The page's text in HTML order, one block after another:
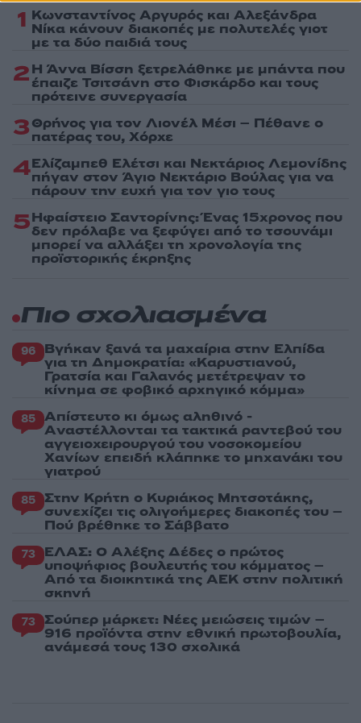
1 Κωνσταντίνος Αργυρός και Αλεξάνδρα
Νίκα κάνουν διακοπές με πολυτελές γιοτ
με τα δύο παιδιά τους
2Η Άννα Βίσση ξετρελάθηκε με μπάντα που
έπαιζε Τσιτσάνη στο Φισκάρδο και τους
πρότεινε συνεργασία
3Θρήνος για τον Λιονέλ Μέσι – Πέθανε ο
πατέρας του, Χόρχε
4Ελίζαμπεθ Ελέτσι και Νεκτάριος Λεμονίδης
πήγαν στον Άγιο Νεκτάριο Βούλας για να
πάρουν την ευχή για τον γιο τους
5Ηφαίστειο Σαντορίνης: Ένας 15χρονος που
δεν πρόλαβε να ξεφύγει από το τσουνάμι
μπορεί να αλλάξει τη χρονολογία της
προϊστορικής έκρηξης
Πιο σχολιασμένα
96 Βγήκαν ξανά τα μαχαίρια στην Ελπίδα
για τη Δημοκρατία: «Καρυστιανού,
Γρατσία και Γαλανός μετέτρεψαν το
κίνημα σε φοβικό αρχηγικό κόμμα»
85 Απίστευτο κι όμως αληθινό -
Aναστέλλονται τα τακτικά ραντεβού του
αγγειοχειρουργού του νοσοκομείου
Χανίων επειδή κλάπηκε το μηχανάκι του
γιατρού
85 Στην Κρήτη ο Κυριάκος Μητσοτάκης,
συνεχίζει τις ολιγοήμερες διακοπές του –
Πού βρέθηκε το Σάββατο
73 ΕΛΑΣ: Ο Αλέξης Δέδες ο πρώτος
υποψήφιος βουλευτής του κόμματος –
Από τα διοικητικά της ΑΕΚ στην πολιτική
σκηνή
73 Σούπερ μάρκετ: Νέες μειώσεις τιμών –
916 προϊόντα στην εθνική πρωτοβουλία,
ανάμεσά τους 130 σχολικά